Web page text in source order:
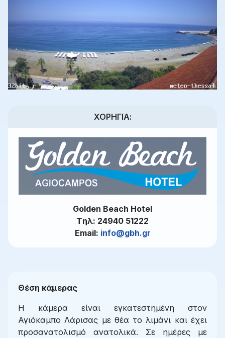
ΧΟΡΗΓΊΑ:
Golden Beach Hotel
Tηλ: 24940 51222
Email: info@gbh.gr
Θέση κάμερας
Η κάμερα είναι εγκατεστημένη στον
Αγιόκαμπο Λάρισας με θέα το λιμάνι και έχει
προσανατολισμό ανατολικά. Σε ημέρες με